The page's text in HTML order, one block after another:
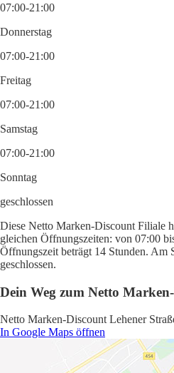
07:00-21:00
Donnerstag
07:00-21:00
Freitag
07:00-21:00
Samstag
07:00-21:00
Sonntag
geschlossen
Diese Netto Marken-Discount Filiale
gleichen Öffnungszeiten: von 07:00
Öffnungszeit beträgt 14 Stunden. Am
geschlossen.
Dein Weg zum Netto
Netto Marken-Discount Lehener
In Google Maps öffnen